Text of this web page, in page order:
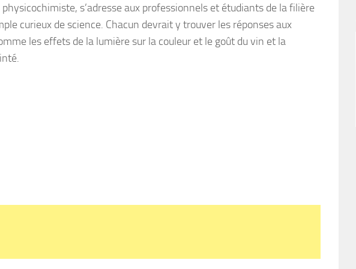
s’adresse aux professionnels et étudiants de la filière
curieux de science. Chacun devrait y trouver les réponses aux
les effets de la lumière sur la couleur et le goût du vin et la